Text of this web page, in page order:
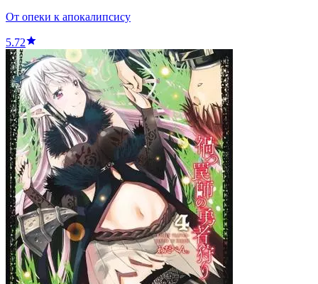
От опеки к апокалипсису
5.72